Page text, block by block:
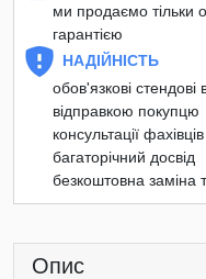
ми продаємо тільки
гарантією
НАДІЙНІСТЬ
обов'язкові
відправкою покупцю
консультації фахівців
багаторічний досвід
безкоштовна заміна
Опис